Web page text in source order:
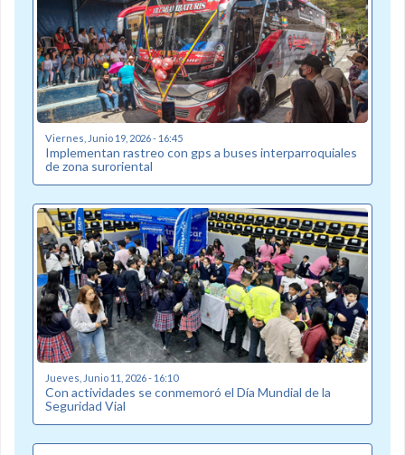
Viernes, Junio 19, 2026 - 16:45
Implementan rastreo con gps a buses interparroquiales
de zona suroriental
Jueves, Junio 11, 2026 - 16:10
Con actividades se conmemoró el Día Mundial de la
Seguridad Vial